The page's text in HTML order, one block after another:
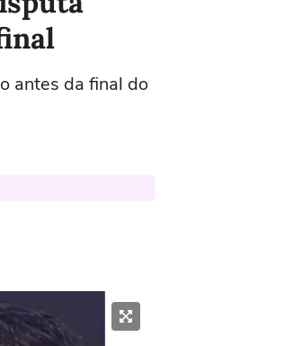
antes da final do